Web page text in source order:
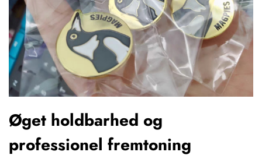
Øget holdbarhed og
professionel fremtoning